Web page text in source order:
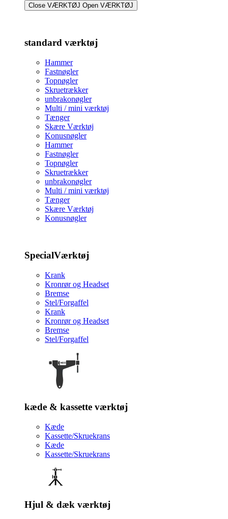
Close VÆRKTØJ Open VÆRKTØJ
standard værktøj
Hammer
Fastnøgler
Topnøgler
Skruetrækker
unbrakonøgler
Multi / mini værktøj
Tænger
Skære Værktøj
Konusnøgler
Hammer
Fastnøgler
Topnøgler
Skruetrækker
unbrakonøgler
Multi / mini værktøj
Tænger
Skære Værktøj
Konusnøgler
SpecialVærktøj
Krank
Kronrør og Headset
Bremse
Stel/Forgaffel
Krank
Kronrør og Headset
Bremse
Stel/Forgaffel
kæde & kassette værktøj
Kæde
Kassette/Skruekrans
Kæde
Kassette/Skruekrans
Hjul & dæk værktøj